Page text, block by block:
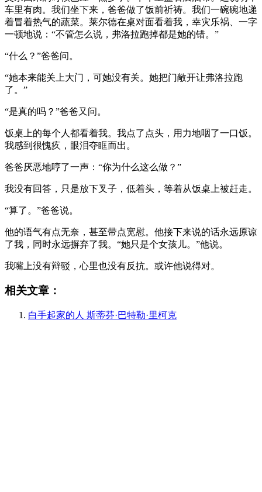
车里有肉。我们坐下来，爸爸做了饭前祈祷。我们一碗碗地递
着冒着热气的蔬菜。莱尔德在桌对面看着我，幸灾乐祸、一字
一顿地说：“不管怎么说，弗洛拉跑掉都是她的错。”
“什么？”爸爸问。
“她本来能关上大门，可她没有关。她把门敞开让弗洛拉跑
了。”
“是真的吗？”爸爸又问。
饭桌上的每个人都看着我。我点了点头，用力地咽了一口饭。
我感到很愧疚，眼泪夺眶而出。
爸爸厌恶地哼了一声：“你为什么这么做？”
我没有回答，只是放下叉子，低着头，等着从饭桌上被赶走。
“算了。”爸爸说。
他的语气有点无奈，甚至带点宽慰。他接下来说的话永远原谅
了我，同时永远摒弃了我。“她只是个女孩儿。”他说。
我嘴上没有辩驳，心里也没有反抗。或许他说得对。
相关文章：
白手起家的人 斯蒂芬·巴特勒·里柯克